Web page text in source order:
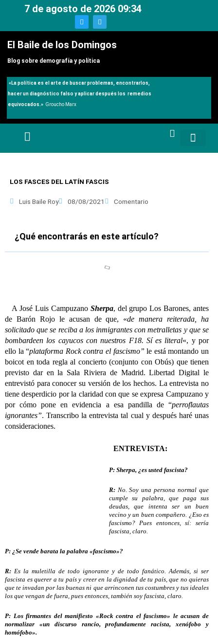
7 de agosto de 2026 09:34
T
w
i
t
r
T
e
l
g
r
a
m
El Baile de los Domingos
Blog sobre demografía y política
«La política es el arte de buscar problemas, encontrarlos,
hacer un diagnóstico falso y aplicar después los remedios
equivocados.» Groucho Marx
LOS FASCES DEL LATÍN FASCIS
Luis Baile Roy 08/08/2021 Comentario
¿Qué encontrarás en este artículo?
AJosé Luis CampuzanoSherpa, del grupo Los Barones, antes
de Barón Rojo le acusan de que, «de manera reiterada, ha
solicitado que se reciba a los inmigrantes con metralletas y que se
bombardeen los cayucos con nuestros F18. Sí es literal«, y por
ello la “plataforma Rock contra el fascismo”le está montando un
boicot en toda regla al concierto (conjunto con Obús) que tienen
previsto dar en la Sala Riviera de Madrid.Libertad Digital le
entrevistó para conocer su versión de los hechos. La entrevista no
tiene desperdicio por la claridad con que se expresa Campuzano y
por cómo pone en evidencia a esa pandilla de “perroflautas
ignorantes”. Transcribo la entrevista tal cual y después haré unas
consideraciones.
ENTREVISTA:
P: Sherpa, ¿es usted fascista?
R: No. Soy una persona normal que
cumple su palabra, que paga sus
deudas, que intenta ser un buen
vecino y un buen compañero. ¿Eso es
fascismo? Pues entonces, sí: sería
fascista, claro.
P: ¿Se vende barata la palabra «fascismo»?
R: Es la muletilla de todo ignorante y de todo fanático. Además, si ser
fascista es querer a tu país y creer en la dignidad de tu país, que no quieras
que te invadan por las buenas ni que arrinconen tus costumbres y tus ideales
los que vengan de fuera, pues entonces, también soy fascista, claro.
P: Los firmantes del manifiesto «Rock contra el fascismo» le acusan de
normalizar «un discurso rancio, profundamente racista, xenófobo y
homófobo».